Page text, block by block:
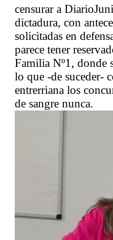
censurar a
dictadura, con
solicitadas en
parece tener
Familia Nº1, donde
lo que -de suceder-
entrerriana los
de sangre nunca.